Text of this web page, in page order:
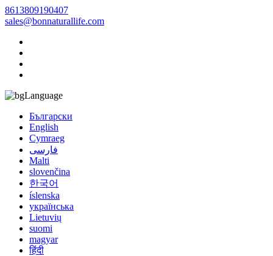
8613809190407
sales@bonnaturallife.com
Language
Български
English
Cymraeg
فارسی
Malti
slovenčina
한국어
íslenska
українська
Lietuvių
suomi
magyar
हिंदी